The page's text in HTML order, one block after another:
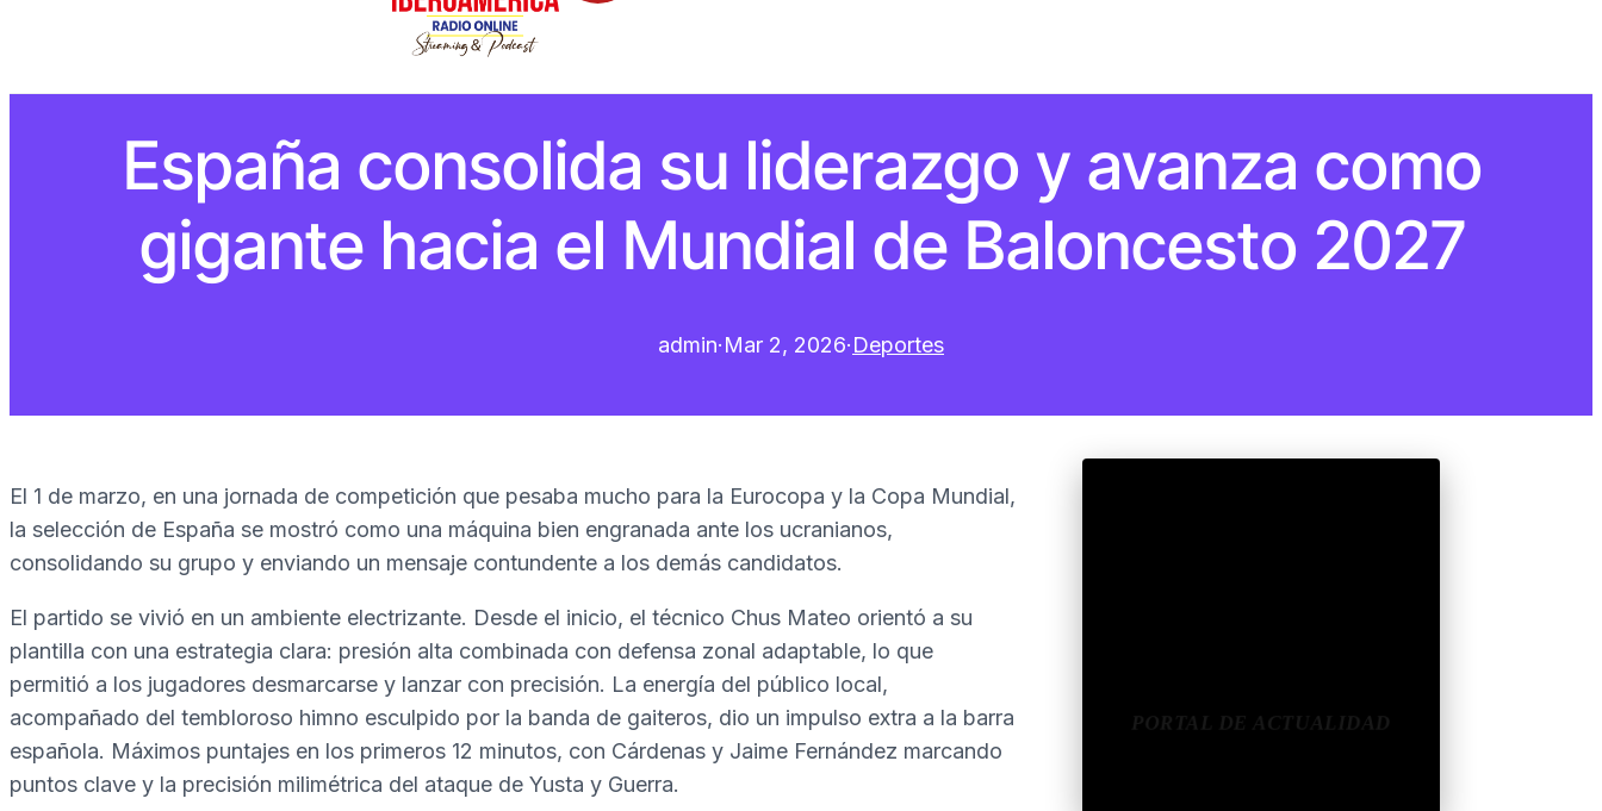
España consolida su liderazgo y avanza como
gigante hacia el Mundial de Baloncesto 2027
admin·Mar 2, 2026·Deportes
El 1 de marzo, en una jornada de competición que pesaba mucho para la Eurocopa y la Copa Mundial,
la selección de España se mostró como una máquina bien engranada ante los ucranianos,
consolidando su grupo y enviando un mensaje contundente a los demás candidatos.
El partido se vivió en un ambiente electrizante. Desde el inicio, el técnico Chus Mateo orientó a su
plantilla con una estrategia clara: presión alta combinada con defensa zonal adaptable, lo que
permitió a los jugadores desmarcarse y lanzar con precisión. La energía del público local,
acompañado del tembloroso himno esculpido por la banda de gaiteros, dio un impulso extra a la barra
española. Máximos puntajes en los primeros 12 minutos, con Cárdenas y Jaime Fernández marcando
puntos clave y la precisión milimétrica del ataque de Yusta y Guerra.